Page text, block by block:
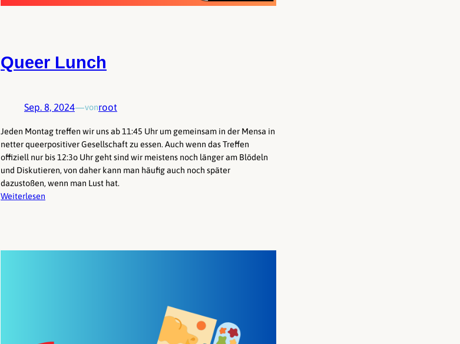
Queer Lunch
Sep. 8, 2024—vonroot
Jeden Montag treffen wir uns ab 11:45 Uhr um gemeinsam in der Mensa in
netter queerpositiver Gesellschaft zu essen. Auch wenn das Treffen
offiziell nur bis 12:3o Uhr geht sind wir meistens noch länger am Blödeln
und Diskutieren, von daher kann man häufig auch noch später
dazustoßen, wenn man Lust hat.
Weiterlesen